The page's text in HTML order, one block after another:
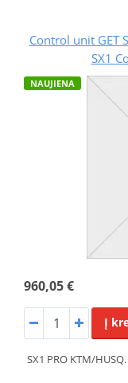
Control unit GET
SX1
NAUJIENA
960,05 €
Į
SX1 PRO KTM/